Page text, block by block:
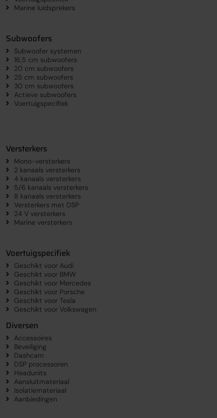
Marine luidsprekers
Subwoofers
Subwoofer systemen
16,5 cm subwoofers
20 cm subwoofers
25 cm subwoofers
30 cm subwoofers
Actieve subwoofers
Voertuigspecifiek
Versterkers
Mono-versterkers
2 kanaals versterkers
4 kanaals versterkers
5/6 kanaals versterkers
8 kanaals versterkers
Versterkers met DSP
24 V versterkers
Marine versterkers
Voertuigspecifiek
Geschikt voor Audi
Geschikt voor BMW
Geschikt voor Mercedes
Geschikt voor Porsche
Geschikt voor Tesla
Geschikt voor Volkswagen
Diversen
Accessoires
Beveiliging
Dashcam
DSP processoren
Headunits
Aansluitmateriaal
Isolatiemateriaal
Aanbiedingen